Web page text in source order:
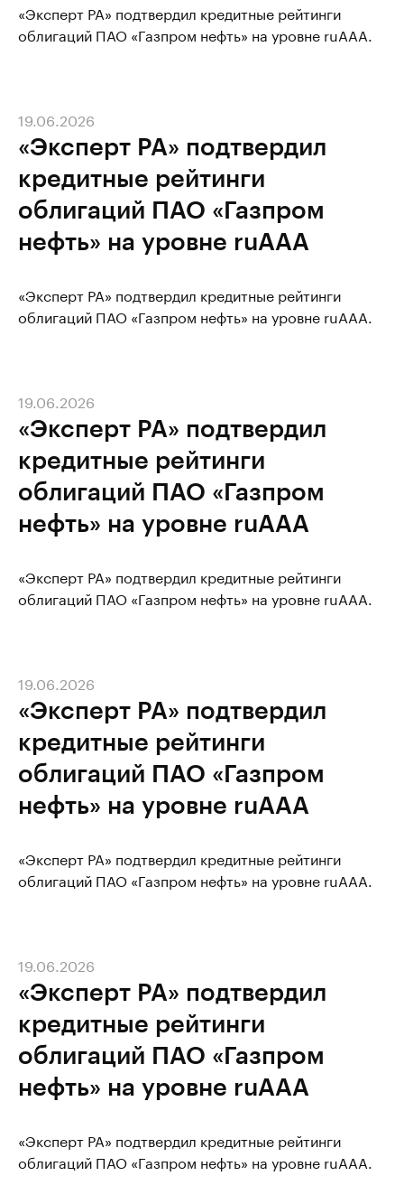
«Эксперт РА» подтвердил кредитные рейтинги
облигаций ПАО «Газпром нефть» на уровне ruAAA.
«Эксперт РА» подтвердил
кредитные рейтинги
облигаций ПАО «Газпром
нефть» на уровне ruAAA
19.06.2026
«Эксперт РА» подтвердил кредитные рейтинги
облигаций ПАО «Газпром нефть» на уровне ruAAA.
«Эксперт РА» подтвердил
кредитные рейтинги
облигаций ПАО «Газпром
нефть» на уровне ruAAA
19.06.2026
«Эксперт РА» подтвердил кредитные рейтинги
облигаций ПАО «Газпром нефть» на уровне ruAAA.
«Эксперт РА» подтвердил
кредитные рейтинги
облигаций ПАО «Газпром
нефть» на уровне ruAAA
19.06.2026
«Эксперт РА» подтвердил кредитные рейтинги
облигаций ПАО «Газпром нефть» на уровне ruAAA.
«Эксперт РА» подтвердил
кредитные рейтинги
облигаций ПАО «Газпром
нефть» на уровне ruAAA
19.06.2026
«Эксперт РА» подтвердил кредитные рейтинги
облигаций ПАО «Газпром нефть» на уровне ruAAA.